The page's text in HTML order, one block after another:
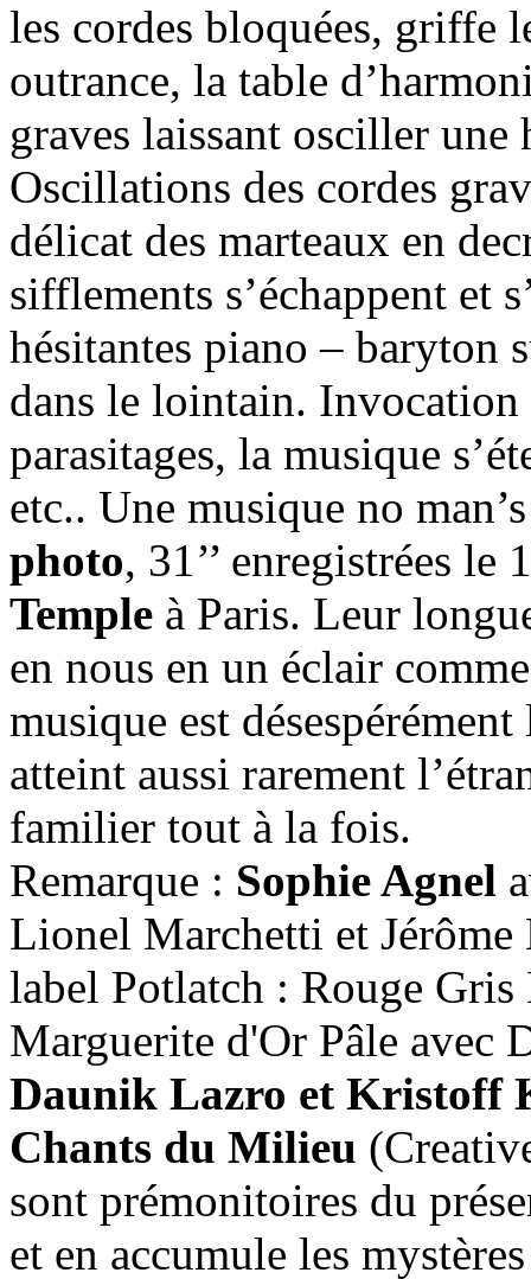
les cordes bloquées, griffe
outrance, la table
graves laissant osciller
Oscillations des cordes
délicat des marteaux en
sifflements s’échappent et
hésitantes piano –
dans le lointain.
parasitages, la musique
etc.. Une musique no
photo, 31’’ enregistrées
Temple à Paris. Leur
en nous en un éclair
musique est
atteint aussi rarement
familier tout à la fois.
Remarque : Sophie Agnel
Lionel Marchetti et
label Potlatch : Rouge
Marguerite d'Or Pâle avec
Daunik Lazro et Kristoff
Chants du Milieu
sont prémonitoires du
et en accumule les